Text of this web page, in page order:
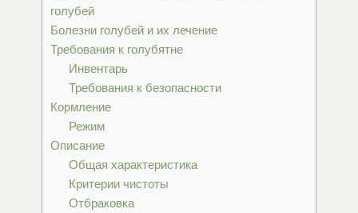
голубей
Болезни голубей и их лечение
Требования к голубятне
Инвентарь
Требования к безопасности
Кормление
Режим
Описание
Общая характеристика
Критерии чистоты
Отбраковка